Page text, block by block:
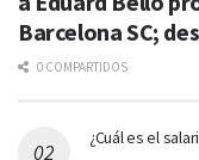
Barcelona SC;
0 COMPARTIDOS
¿Cuál es el